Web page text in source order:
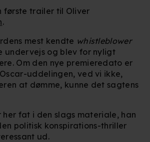
første trailer til Oliver
.
mest kendte whistleblower
og blev for nyligt
Om den nye premieredato er
uddelingen, ved vi ikke,
at dømme, kunne det sagtens
her fat i den slags materiale, han
politisk konspirations-thriller
ud.